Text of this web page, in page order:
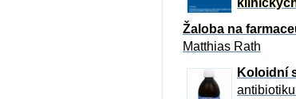
Žaloba na
Matthias Rath
Koloidní